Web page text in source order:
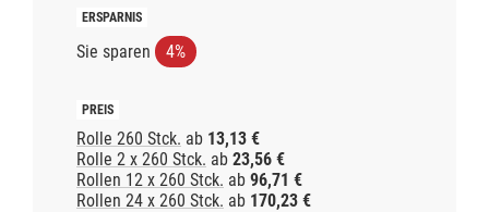
Sie sparen 4%
Rolle 260 Stck. ab 13,13 €
Rolle 2 x 260 Stck. ab 23,56 €
Rollen 12 x 260 Stck. ab 96,71 €
Rollen 24 x 260 Stck. ab 170,23 €